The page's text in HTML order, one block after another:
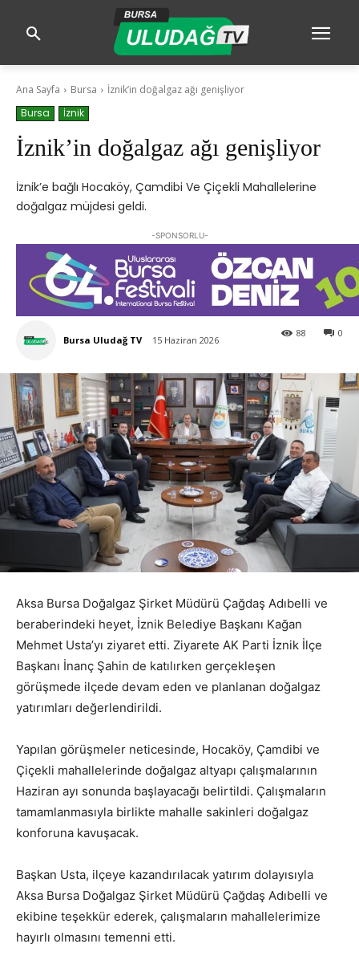
Ana Sayfa Bursa
İznik’in doğalgaz ağı genişliyor
Bursa
İznik
İznik’in doğalgaz ağı genişliyor
İznik’e bağlı Hocaköy, Çamdibi Ve Çiçekli Mahallelerine
doğalgaz müjdesi geldi.
-SPONSORLU-
Bursa Uludağ TV 15 Haziran 2026
0
88
Aksa Bursa Doğalgaz Şirket Müdürü Çağdaş Adıbelli ve
beraberindeki heyet, İznik Belediye Başkanı Kağan
Mehmet Usta’yı ziyaret etti. Ziyarete AK Parti İznik İlçe
Başkanı İnanç Şahin de katılırken gerçekleşen
görüşmede ilçede devam eden ve planlanan doğalgaz
yatırımları değerlendirildi.
Yapılan görüşmeler neticesinde, Hocaköy, Çamdibi ve
Çiçekli mahallelerinde doğalgaz altyapı çalışmalarının
Haziran ayı sonunda başlayacağı belirtildi. Çalışmaların
tamamlanmasıyla birlikte mahalle sakinleri doğalgaz
konforuna kavuşacak.
Başkan Usta, ilçeye kazandırılacak yatırım dolayısıyla
Aksa Bursa Doğalgaz Şirket Müdürü Çağdaş Adıbelli ve
ekibine teşekkür ederek, çalışmaların mahallelerimize
hayırlı olmasını temenni etti.